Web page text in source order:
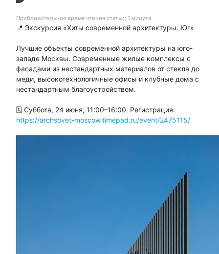
Приблизительное время чтения статьи: 1 минута
📍 Экскурсия «Хиты современной архитектуры. Юг»
Лучшие объекты современной архитектуры на юго-
западе Москвы. Современные жилые комплексы с
фасадами из нестандартных материалов от стекла до
меди, высокотехнологичные офисы и клубные дома с
нестандартным благоустройством.
🗓 Суббота, 24 июня, 11:00–16:00. Регистрация:
https://archsovet-moscow.timepad.ru/event/2475115/